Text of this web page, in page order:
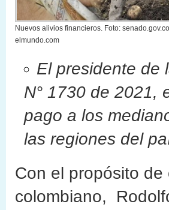
Nuevos alivios financieros. Foto:
elmundo.com
El presidente de
N° 1730 de 2021,
pago a los
las regiones del
Con el propósito
colombiano,